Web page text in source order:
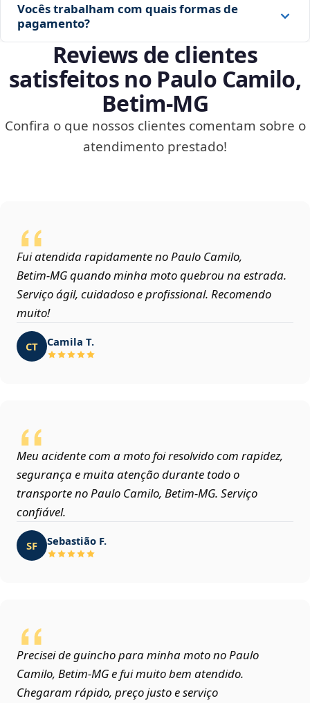
Vocês trabalham com quais formas de
pagamento?
Reviews de clientes
satisfeitos no Paulo Camilo,
Betim‑MG
Confira o que nossos clientes comentam sobre o
atendimento prestado!
Fui atendida rapidamente no Paulo Camilo,
Betim‑MG quando minha moto quebrou na estrada.
Serviço ágil, cuidadoso e profissional. Recomendo
muito!
CT Camila T.
Meu acidente com a moto foi resolvido com rapidez,
segurança e muita atenção durante todo o
transporte no Paulo Camilo, Betim‑MG. Serviço
confiável.
SF Sebastião F.
Precisei de guincho para minha moto no Paulo
Camilo, Betim‑MG e fui muito bem atendido.
Chegaram rápido, preço justo e serviço